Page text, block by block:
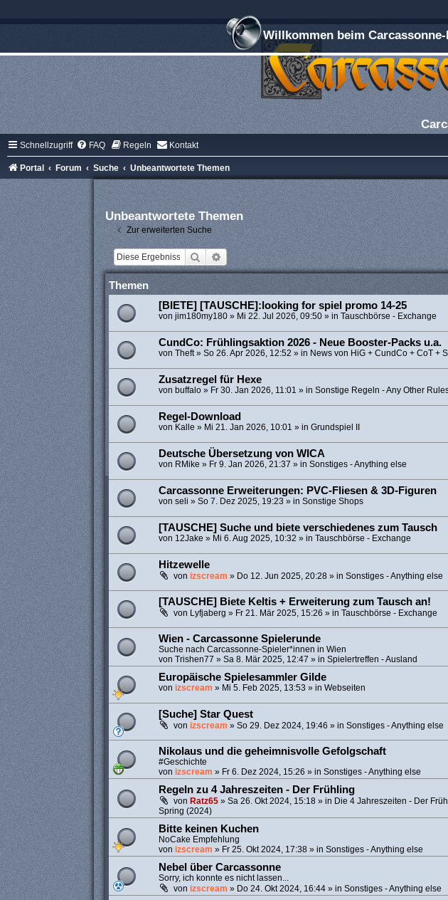
Willkommen beim
Schnellzugriff FAQ Regeln Kontakt
Portal Forum Suche Unbeantwortete Themen
Unbeantwortete Themen
Zur erweiterten Suche
Suche Erweiterte Suche
Themen
[BIETE] [TAUSCHE]:looking for spiel promo 14-25
von jim180my180» Mi 22. Jul 2026, 09:50» in Tauschbörse - Exchange
CundCo: Frühlingsaktion 2026 - Neue Booster-Packs u.a.
von Theft» So 26. Apr 2026, 12:52 » in News von HiG + CundCo + CoT +
Zusatzregel für Hexe
von buffalo» Fr 30. Jan 2026, 11:01 » in Sonstige Regeln - Any Other
Regel-Download
von Kalle » Mi 21. Jan 2026, 10:01 » in Grundspiel II
Deutsche Übersetzung von WICA
von RMike » Fr 9. Jan 2026, 21:37 » in Sonstiges - Anything else
Carcassonne Erweiterungen: PVC-Fliesen & 3D-Figuren
von seli » So 7. Dez 2025, 19:23 » in Sonstige Shops
[TAUSCHE] Suche und biete verschiedenes zum Tausch
von 12Jake » Mi 6. Aug 2025, 10:32 » in Tauschbörse - Exchange
Hitzewelle
von izscream » Do 12. Jun 2025, 20:28» in Sonstiges - Anything else
[TAUSCHE] Biete Keltis + Erweiterung zum Tausch an!
von Lyfjaberg » Fr 21. Mär 2025, 15:26 » in Tauschbörse - Exchange
Wien - Carcassonne Spielerunde
Suche nach Carcassonne-Spieler*innen in Wien
von Trishen77 » Sa 8. Mär 2025, 12:47 » in Spielertreffen - Ausland
Europäische Spielesammler Gilde
von izscream » Mi 5. Feb 2025, 13:53 » in Webseiten
[Suche] Star Quest
von izscream » So 29. Dez 2024, 19:46 » in Sonstiges - Anything else
Nikolaus und die geheimnisvolle Gefolgschaft
#Geschichte
von izscream » Fr 6. Dez 2024, 15:26 » in Sonstiges - Anything else
Regeln zu 4 Jahreszeiten - Der Frühling
von Ratz65» Sa 26. Okt 2024, 15:18» in Die 4 Jahreszeiten - Der
Spring (2024)
Bitte keinen Kuchen
NoCake Empfehlung
von izscream » Fr 25. Okt 2024, 17:38» in Sonstiges - Anything else
Nebel über Carcassonne
Sorry, ich konnte es nicht lassen...
von izscream » Do 24. Okt 2024, 16:44» in Sonstiges - Anything else